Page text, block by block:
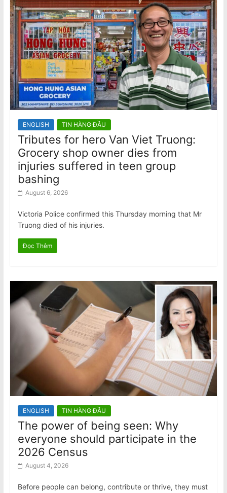
ENGLISH TIN HÀNG ĐẦU
Tributes for hero Van Viet Truong:
Grocery shop owner dies from
injuries suffered in teen group
bashing
August 6, 2026
Victoria Police confirmed this Thursday morning that Mr
Truong died of his injuries.
Đọc Thêm
ENGLISH TIN HÀNG ĐẦU
The power of being seen: Why
everyone should participate in the
2026 Census
August 4, 2026
Before people can belong, contribute or thrive, they must